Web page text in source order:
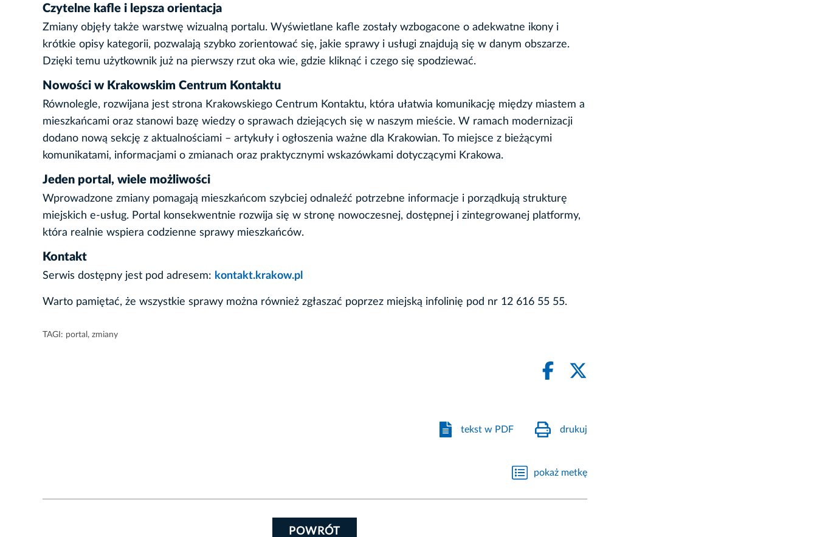
Czytelne kafle i lepsza orientacja
Zmiany objęły także warstwę wizualną portalu. Wyświetlane kafle zostały wzbogacone o adekwatne ikony i
krótkie opisy kategorii, pozwalają szybko zorientować się, jakie sprawy i usługi znajdują się w danym obszarze.
Dzięki temu użytkownik już na pierwszy rzut oka wie, gdzie kliknąć i czego się spodziewać.
Nowości w Krakowskim Centrum Kontaktu
Równolegle, rozwijana jest strona Krakowskiego Centrum Kontaktu, która ułatwia komunikację między miastem a
mieszkańcami oraz stanowi bazę wiedzy o sprawach dziejących się w naszym mieście. W ramach modernizacji
dodano nową sekcję z aktualnościami – artykuły i ogłoszenia ważne dla Krakowian. To miejsce z bieżącymi
komunikatami, informacjami o zmianach oraz praktycznymi wskazówkami dotyczącymi Krakowa.
Jeden portal, wiele możliwości
Wprowadzone zmiany pomagają mieszkańcom szybciej odnaleźć potrzebne informacje i porządkują strukturę
miejskich e-usług. Portal konsekwentnie rozwija się w stronę nowoczesnej, dostępnej i zintegrowanej platformy,
która realnie wspiera codzienne sprawy mieszkańców.
Kontakt
Serwis dostępny jest pod adresem: kontakt.krakow.pl
Warto pamiętać, że wszystkie sprawy można również zgłaszać poprzez miejską infolinię pod nr 12 616 55 55.
TAGI: portal , zmiany
tekst w PDF drukuj
pokaż metkę
POWRÓT